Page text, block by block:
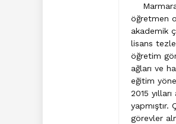
öğretmen
akademik
lisans
öğretim
ağları ve
eğitim
2015
yapmıştır.
görevler